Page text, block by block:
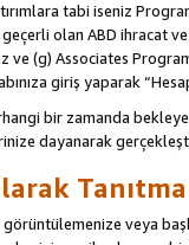
tabi iseniz
olan ABD ihracat
ve (g) Associates
giriş yaparak
bir zamanda
dayanarak
veya